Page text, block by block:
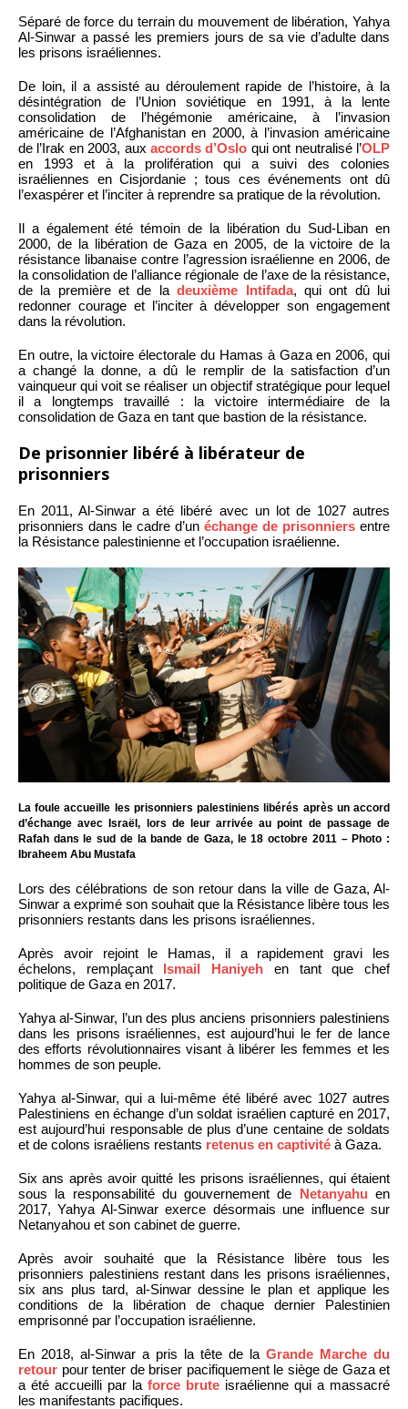
Séparé de force du terrain du mouvement de libération, Yahya
Al-Sinwar a passé les premiers jours de sa vie d’adulte dans
les prisons israéliennes.
De loin, il a assisté au déroulement rapide de l’histoire, à la
désintégration de l’Union soviétique en 1991, à la lente
consolidation de l’hégémonie américaine, à l’invasion
américaine de l’Afghanistan en 2000, à l’invasion américaine
de l’Irak en 2003, aux accords d’Oslo qui ont neutralisé l’OLP
en 1993 et à la prolifération qui a suivi des colonies
israéliennes en Cisjordanie ; tous ces événements ont dû
l’exaspérer et l’inciter à reprendre sa pratique de la révolution.
Il a également été témoin de la libération du Sud-Liban en
2000, de la libération de Gaza en 2005, de la victoire de la
résistance libanaise contre l’agression israélienne en 2006, de
la consolidation de l’alliance régionale de l’axe de la résistance,
de la première et de ladeuxième Intifada, qui ont dû lui
redonner courage et l’inciter à développer son engagement
dans la révolution.
En outre, la victoire électorale du Hamas à Gaza en 2006, qui
a changé la donne, a dû le remplir de la satisfaction d’un
vainqueur qui voit se réaliser un objectif stratégique pour lequel
il a longtemps travaillé : la victoire intermédiaire de la
consolidation de Gaza en tant que bastion de la résistance.
De prisonnier libéré à libérateur de
prisonniers
En 2011, Al-Sinwar a été libéré avec un lot de 1027 autres
prisonniers dans le cadre d’un échange de prisonniers entre
la Résistance palestinienne et l’occupation israélienne.
La foule accueille les prisonniers palestiniens libérés après un accord
d’échange avec Israël, lors de leur arrivée au point de passage de
Rafah dans le sud de la bande de Gaza, le 18 octobre 2011 – Photo :
Ibraheem Abu Mustafa
Lors des célébrations de son retour dans la ville de Gaza, Al-
Sinwar a exprimé son souhait que la Résistance libère tous les
prisonniers restants dans les prisons israéliennes.
Après avoir rejoint le Hamas, il a rapidement gravi les
échelons, remplaçant Ismail Haniyeh en tant que chef
politique de Gaza en 2017.
Yahya al-Sinwar, l’un des plus anciens prisonniers palestiniens
dans les prisons israéliennes, est aujourd’hui le fer de lance
des efforts révolutionnaires visant à libérer les femmes et les
hommes de son peuple.
Yahya al-Sinwar, qui a lui-même été libéré avec 1027 autres
Palestiniens en échange d’un soldat israélien capturé en 2017,
est aujourd’hui responsable de plus d’une centaine de soldats
et de colons israéliens restants retenus en captivité à Gaza.
Six ans après avoir quitté les prisons israéliennes, qui étaient
sous la responsabilité du gouvernement de Netanyahu en
2017, Yahya Al-Sinwar exerce désormais une influence sur
Netanyahou et son cabinet de guerre.
Après avoir souhaité que la Résistance libère tous les
prisonniers palestiniens restant dans les prisons israéliennes,
six ans plus tard, al-Sinwar dessine le plan et applique les
conditions de la libération de chaque dernier Palestinien
emprisonné par l’occupation israélienne.
En 2018, al-Sinwar a pris la tête de la Grande Marche du
retour pour tenter de briser pacifiquement le siège de Gaza et
a été accueilli par la force brute israélienne qui a massacré
les manifestants pacifiques.